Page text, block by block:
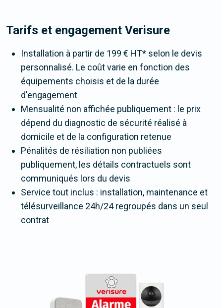
Tarifs et engagement Verisure
Installation à partir de 199 € HT* selon le devis
personnalisé. Le coût varie en fonction des
équipements choisis et de la durée
d'engagement
Mensualité non affichée publiquement : le prix
dépend du diagnostic de sécurité réalisé à
domicile et de la configuration retenue
Pénalités de résiliation non publiées
publiquement, les détails contractuels sont
communiqués lors du devis
Service tout inclus : installation, maintenance et
télésurveillance 24h/24 regroupés dans un seul
contrat